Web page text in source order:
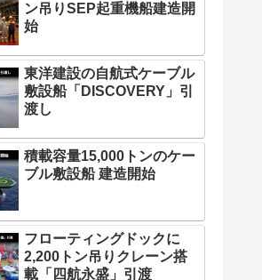
ン吊りSEP起重機船建造開
始
東洋建設の自航式ケーブル
敷設船「DISCOVERY」引
渡し
積載容量15,000トンのケー
ブル敷設船 建造開始
フローティングドックに
2,200トン吊りクレーン搭
載「四航永盛」引渡